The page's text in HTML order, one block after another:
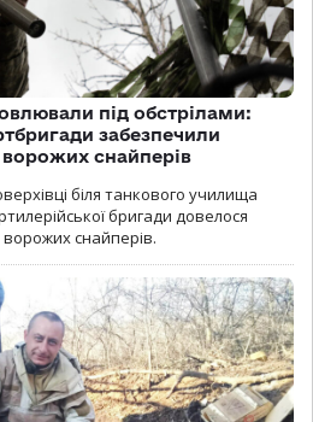
під обстрілами:
забезпечили
ворожих снайперів
біля танкового училища
бригади довелося
снайперів.